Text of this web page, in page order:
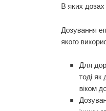
В яких
Дозування
якого
Для
тоді
віком